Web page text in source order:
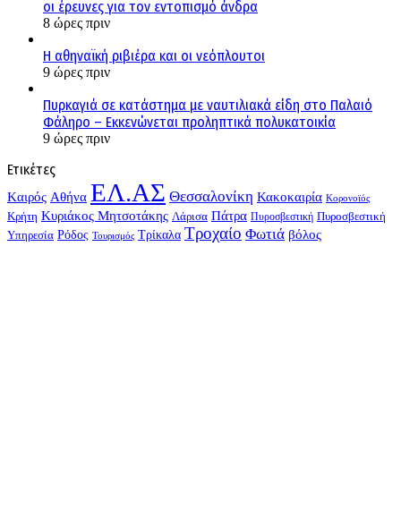
οι έρευνες για τον εντοπισμό άνδρα
8 ώρες πριν
Η αθηναϊκή ριβιέρα και οι νεόπλουτοι
9 ώρες πριν
Πυρκαγιά σε κατάστημα με ναυτιλιακά είδη στο Παλαιό
Φάληρο – Εκκενώνεται προληπτικά πολυκατοικία
9 ώρες πριν
Ετικέτες
Kαιρός Αθήνα ΕΛ.ΑΣ Θεσσαλονίκη Κακοκαιρία Κορονοϊός
Κρήτη Κυριάκος Μητσοτάκης Λάρισα Πάτρα Πυροσβεστική Πυροσβεστική
Υπηρεσία Ρόδος Τουρισμός Τρίκαλα Τροχαίο Φωτιά βόλος